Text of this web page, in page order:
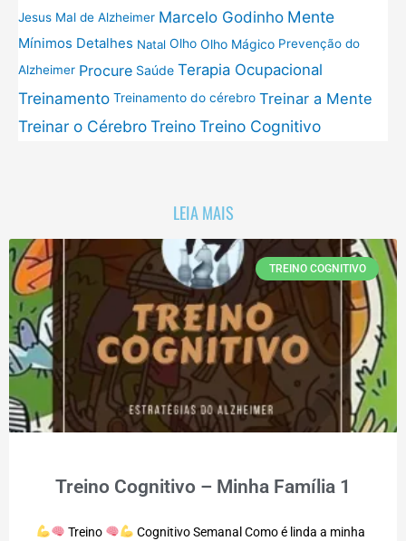
Jesus Mal de Alzheimer Marcelo Godinho Mente
Mínimos Detalhes Natal Olho Olho Mágico Prevenção do
Alzheimer Procure Saúde Terapia Ocupacional
Treinamento Treinamento do cérebro Treinar a Mente
Treinar o CérebroTreinoTreino Cognitivo
LEIA MAIS
TREINO COGNITIVO
Treino Cognitivo – Minha Família 1
Treino
Cognitivo Semanal Como é linda a minha